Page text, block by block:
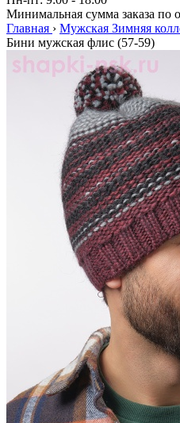
Минимальная сумма заказа по
Главная › Мужская Зимняя
Бини мужская флис (57-59)